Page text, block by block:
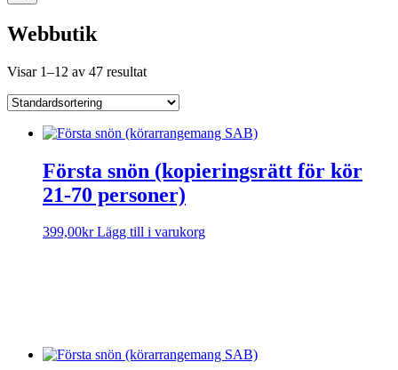
Webbutik
Visar 1–12 av 47 resultat
Första snön (kopieringsrätt för kör
21-70 personer)
399,00kr Lägg till i varukorg